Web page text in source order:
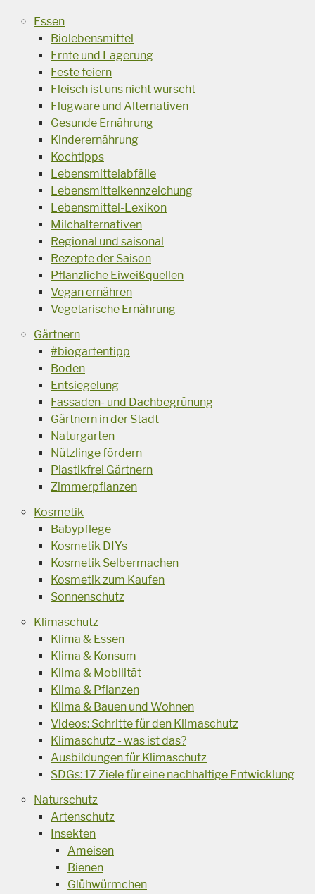
Essen
Biolebensmittel
Ernte und Lagerung
Feste feiern
Fleisch ist uns nicht wurscht
Flugware und Alternativen
Gesunde Ernährung
Kinderernährung
Kochtipps
Lebensmittelabfälle
Lebensmittelkennzeichung
Lebensmittel-Lexikon
Milchalternativen
Regional und saisonal
Rezepte der Saison
Pflanzliche Eiweißquellen
Vegan ernähren
Vegetarische Ernährung
Gärtnern
#biogartentipp
Boden
Entsiegelung
Fassaden- und Dachbegrünung
Gärtnern in der Stadt
Naturgarten
Nützlinge fördern
Plastikfrei Gärtnern
Zimmerpflanzen
Kosmetik
Babypflege
Kosmetik DIYs
Kosmetik Selbermachen
Kosmetik zum Kaufen
Sonnenschutz
Klimaschutz
Klima & Essen
Klima & Konsum
Klima & Mobilität
Klima & Pflanzen
Klima & Bauen und Wohnen
Videos: Schritte für den Klimaschutz
Klimaschutz - was ist das?
Ausbildungen für Klimaschutz
SDGs: 17 Ziele für eine nachhaltige Entwicklung
Naturschutz
Artenschutz
Insekten
Ameisen
Bienen
Glühwürmchen